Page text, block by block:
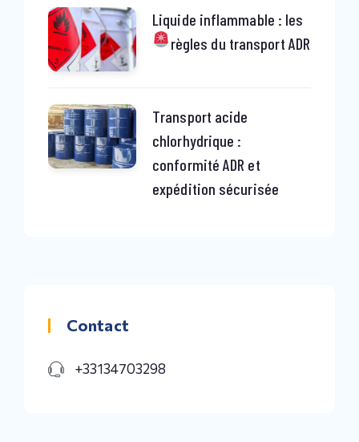
Liquide inflammable : les
règles du transport ADR
Transport acide
chlorhydrique :
conformité ADR et
expédition sécurisée
Contact
+33134703298